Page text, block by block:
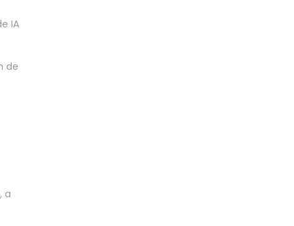
IA
de
a